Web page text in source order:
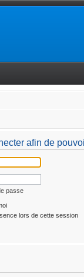
afin de
passe
lors de cette session